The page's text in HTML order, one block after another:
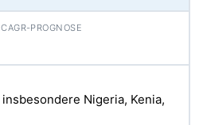
Nigeria, Kenia,